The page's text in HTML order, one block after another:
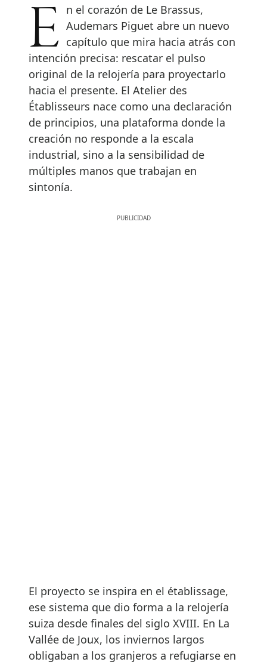
En el corazón de Le Brassus, Audemars Piguet abre un nuevo
capítulo que mira hacia atrás con
intención precisa: rescatar el pulso
original de la relojería para proyectarlo
hacia el presente. El Atelier des
Établisseurs nace como una declaración
de principios, una plataforma donde la
creación no responde a la escala
industrial, sino a la sensibilidad de
múltiples manos que trabajan en
sintonía.
El proyecto se inspira en el établissage,
ese sistema que dio forma a la relojería
suiza desde finales del siglo XVIII. En La
Vallée de Joux, los inviernos largos
obligaban a los granjeros a refugiarse en